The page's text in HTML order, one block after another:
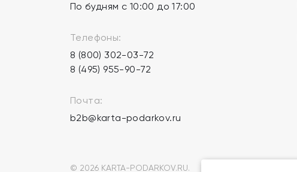
По будням с 10:00 до 17:00
Телефоны:
8 (800) 302-03-72
8 (495) 955-90-72
Почта:
b2b@karta-podarkov.ru
© 2026 KARTA-PODARKOV.RU.